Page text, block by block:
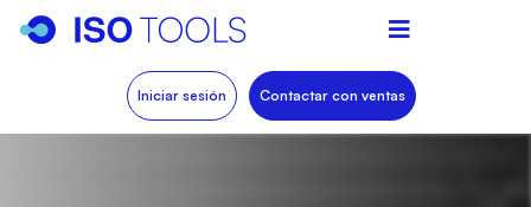
Iniciar sesión Contactar con ventas